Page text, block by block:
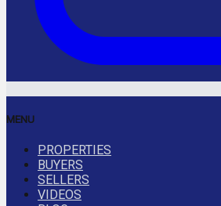
MENU
PROPERTIES
BUYERS
SELLERS
VIDEOS